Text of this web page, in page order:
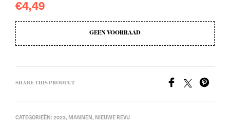
€4,49
GEEN VOORRAAD
SHARE THIS PRODUCT
CATEGORIEËN: 2023, MANNEN, NIEUWE REVU